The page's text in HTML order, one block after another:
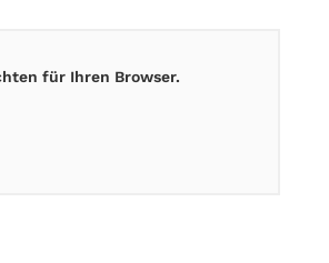
für Ihren Browser.